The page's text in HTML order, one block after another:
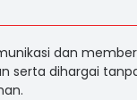
dan
serta dihargai